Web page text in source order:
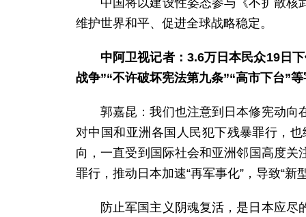
维护世界和平、促进全球战略稳定。
中阿卫视记者：3.6万日本民众19日
战争”“不许破坏宪法第九条”“高市下台”
郭嘉昆：我们也注意到日本修宪动向
对中国和亚洲各国人民犯下残暴罪行，
向，一直受到国际社会和亚洲邻国高度
罪行，推动日本加速“再军事化”，导致“
防止军国主义阴魂复活，是日本应尽